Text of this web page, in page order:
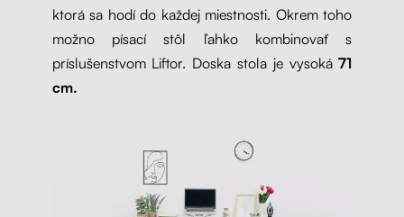
ktorá sa hodí do každej miestnosti. Okrem toho
možno písací stôl ľahko kombinovať s
príslušenstvom Liftor. Doska stola je vysoká71
cm.